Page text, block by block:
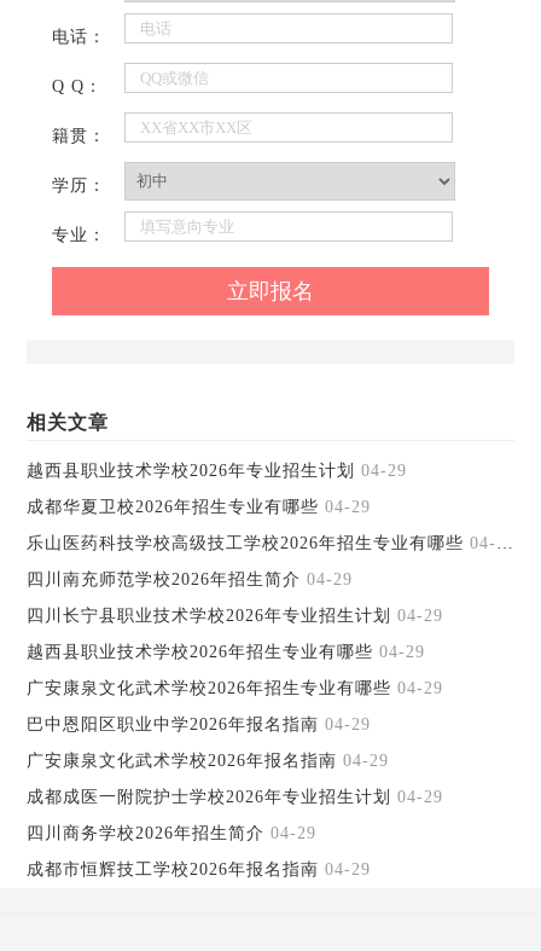
电话：
Q Q：
籍贯：
学历：
专业：
相关文章
越西县职业技术学校2026年专业招生计划
04-29
成都华夏卫校2026年招生专业有哪些 04-29
乐山医药科技学校高级技工学校2026年招生专业有哪些 04-29
四川南充师范学校2026年招生简介 04-29
四川长宁县职业技术学校2026年专业招生计划
04-29
越西县职业技术学校2026年招生专业有哪些 04-29
广安康泉文化武术学校2026年招生专业有哪些 04-29
巴中恩阳区职业中学2026年报名指南 04-29
广安康泉文化武术学校2026年报名指南 04-29
成都成医一附院护士学校2026年专业招生计划
04-29
四川商务学校2026年招生简介 04-29
成都市恒辉技工学校2026年报名指南 04-29